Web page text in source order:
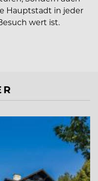
Hauptstadt in jeder
wert ist.